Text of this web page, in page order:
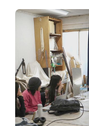
未分類
近日開催のイベン
イベント
オープン講座
過去のイベント・オ